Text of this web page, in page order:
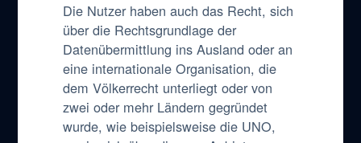
Die Nutzer haben auch das Recht, sich
über die Rechtsgrundlage der
Datenübermittlung ins Ausland oder an
eine internationale Organisation, die
dem Völkerrecht unterliegt oder von
zwei oder mehr Ländern gegründet
wurde, wie beispielsweise die UNO,